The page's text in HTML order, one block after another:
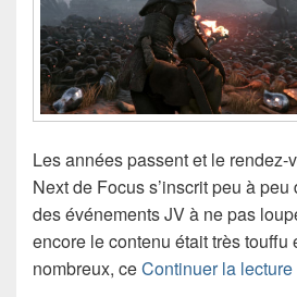
Les années passent et le rendez-
Next de Focus s’inscrit peu à
des événements JV à ne pas
encore le contenu était très touffu
nombreux, ceContinuer la lecture